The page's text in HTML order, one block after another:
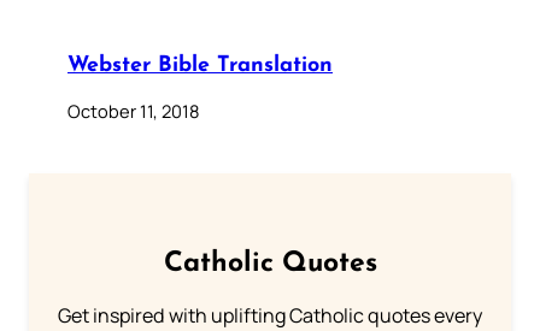
Webster Bible Translation
October 11, 2018
Catholic Quotes
Get inspired with uplifting Catholic quotes every